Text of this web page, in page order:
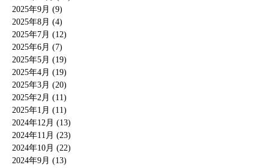
2025年9月 (9)
2025年8月 (4)
2025年7月 (12)
2025年6月 (7)
2025年5月 (19)
2025年4月 (19)
2025年3月 (20)
2025年2月 (11)
2025年1月 (11)
2024年12月 (13)
2024年11月 (23)
2024年10月 (22)
2024年9月 (13)